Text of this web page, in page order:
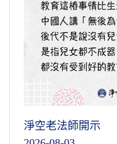
淨空老法師開示